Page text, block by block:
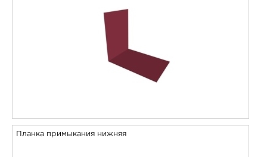
Планка примыкания нижняя